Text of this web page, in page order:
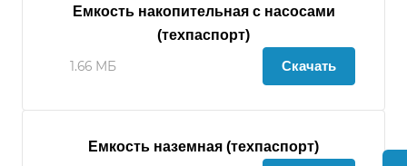
Емкость накопительная с насосами
(техпаспорт)
1.66 МБ Скачать
Емкость наземная (техпаспорт)